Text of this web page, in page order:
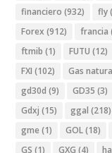
financiero (932) fly
Forex (912) francia
ftmib (1) FUTU (12)
FXI (102) Gas
gd30d (9) GD35 (3)
Gdxj (15) ggal (218)
gme (1) GOL(18)
GS (1) GXG (4)